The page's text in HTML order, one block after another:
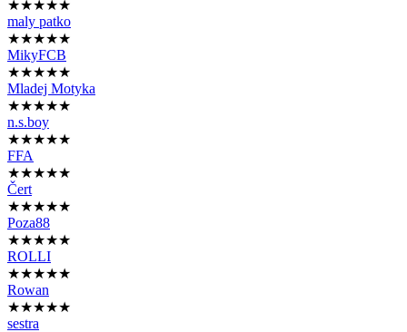
★★★★★
maly patko
★★★★★
MikyFCB
★★★★★
Mladej Motyka
★★★★★
n.s.boy
★★★★★
FFA
★★★★★
Čert
★★★★★
Poza88
★★★★★
ROLLI
★★★★★
Rowan
★★★★★
sestra